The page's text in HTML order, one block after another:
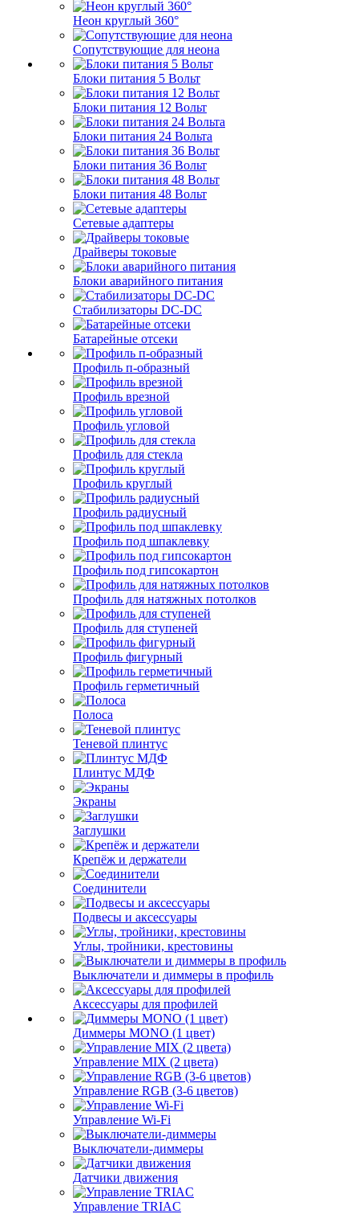
Неон круглый 360°
Сопутствующие для неона
Блоки питания 5 Вольт
Блоки питания 12 Вольт
Блоки питания 24 Вольта
Блоки питания 36 Вольт
Блоки питания 48 Вольт
Сетевые адаптеры
Драйверы токовые
Блоки аварийного питания
Стабилизаторы DC-DC
Батарейные отсеки
Профиль п-образный
Профиль врезной
Профиль угловой
Профиль для стекла
Профиль круглый
Профиль радиусный
Профиль под шпаклевку
Профиль под гипсокартон
Профиль для натяжных потолков
Профиль для ступеней
Профиль фигурный
Профиль герметичный
Полоса
Теневой плинтус
Плинтус МДФ
Экраны
Заглушки
Крепёж и держатели
Соединители
Подвесы и аксессуары
Углы, тройники, крестовины
Выключатели и диммеры в профиль
Аксессуары для профилей
Диммеры MONO (1 цвет)
Управление MIX (2 цвета)
Управление RGB (3-6 цветов)
Управление Wi-Fi
Выключатели-диммеры
Датчики движения
Управление TRIAC